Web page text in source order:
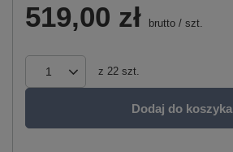
519,00 zł brutto / szt.
z 22 szt.
Dodaj do koszyka